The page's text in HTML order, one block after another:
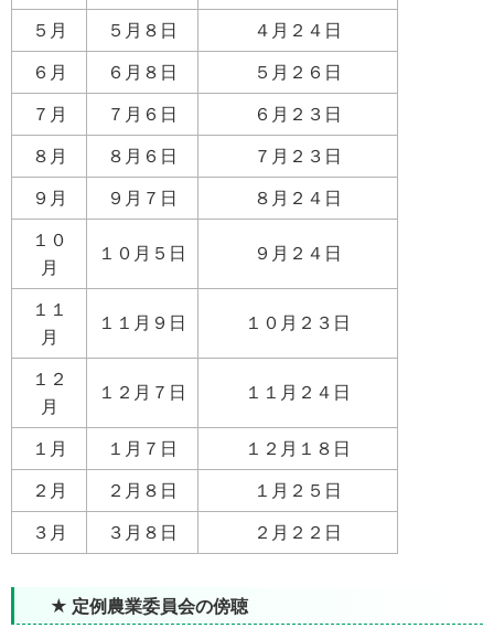
５月
５月８日
４月２４日
６月
６月８日
５月２６日
７月
７月６日
６月２３日
８月
８月６日
７月２３日
９月
９月７日
８月２４日
１０
月
１０月５日 ９月２４日
１１
月
１１月９日 １０月２３日
１２
月
１２月７日 １１月２４日
１月 １月７日
１２月１８日
２月
２月８日
１月２５日
３月
３月８日 ２月２２日
★ 定例農業委員会の傍聴